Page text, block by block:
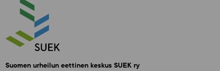
Suomen urheilun eettinen keskus SUEK ry